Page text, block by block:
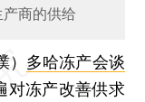
商的供给
多哈冻产会谈
对冻产改善供求